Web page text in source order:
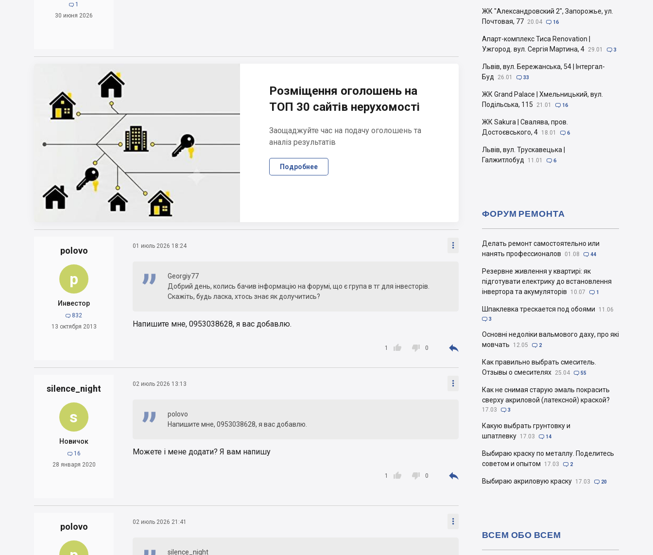
 1
30 июня 2026
polovo
p
Инвестор
 832
13 октября 2013
01 июль 2026 18:24 
Georgiy77
Добрий день, колись бачив інформацію на форумі, що є група в тг для інвесторів.
Скажіть, будь ласка, хтось знає як долучитись?
Напишите мне, 0953038628, я вас добавлю.

1  0 
silence_night
s
Новичок
 16
28 января 2020
02 июль 2026 13:13 
polovo
Напишите мне, 0953038628, я вас добавлю.
Можете і мене додати? Я вам напишу

1  0 
polovo 02 июль 2026 21:41 
silence_night
Розміщення оголошень на
ТОП 30 сайтів нерухомості
Заощаджуйте час на подачу оголошень та
аналіз результатів
Подробнее
ЖК "Александровский 2", Запорожье, ул.
Почтовая, 77 20.04  16
Апарт-комплекс Тиса Renovation |
Ужгород. вул. Сергія Мартина, 4 29.01  3
Львів, вул. Бережанська, 54 | Інтергал-
Буд
26.01  33
ЖК Grand Palace | Хмельницький, вул.
Подільська, 115
21.01  16
ЖК Sakura | Свалява, пров.
Достоєвського, 4 18.01  6
Львів, вул. Трускавецька |
Галжитлобуд
11.01  6
Делать ремонт самостоятельно или
нанять профессионалов
01.08  44
Резервне живлення у квартирі: як
підготувати електрику до встановлення
інвертора та акумуляторів
10.07  1
Шпаклевка трескается под обоями 11.06
 3
Основні недоліки вальмового даху, про які
мовчать
12.05  2
Как правильно выбрать смеситель.
Отзывы о смесителях 25.04  55
Как не снимая старую эмаль покрасить
сверху акриловой (латексной) краской?
17.03  3
Какую выбрать грунтовку и
шпатлевку 17.03  14
Выбираю краску по металлу. Поделитесь
советом и опытом
17.03  2
Выбираю акриловую краску 17.03  20
ФОРУМ РЕМОНТА
ВСЕМ ОБО ВСЕМ